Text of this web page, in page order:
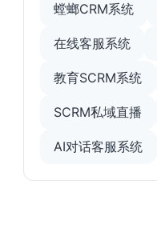
螳螂CRM系统
在线客服系统
教育SCRM系统
SCRM私域直播
AI对话客服系统